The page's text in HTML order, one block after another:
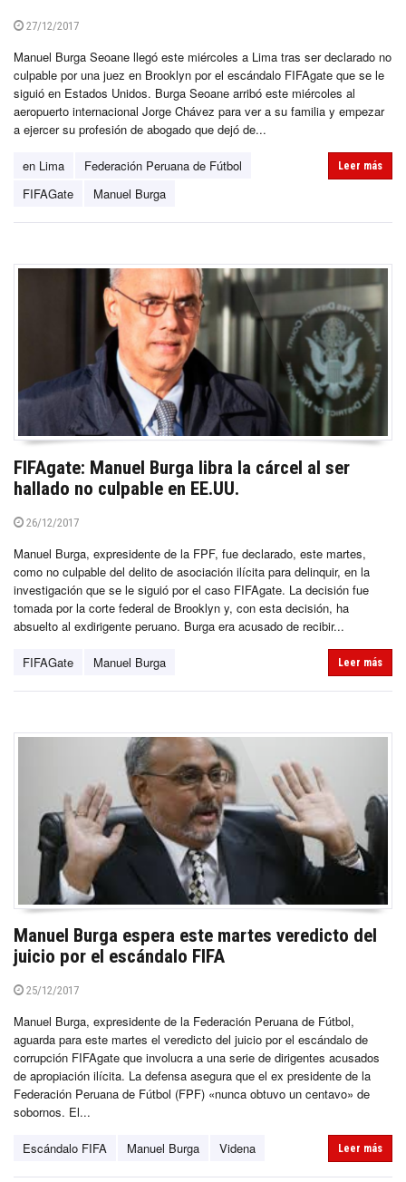
27/12/2017
Manuel Burga Seoane llegó este miércoles a Lima tras ser declarado no
culpable por una juez en Brooklyn por el escándalo FIFAgate que se le
siguió en Estados Unidos. Burga Seoane arribó este miércoles al
aeropuerto internacional Jorge Chávez para ver a su familia y empezar
a ejercer su profesión de abogado que dejó de...
en Lima
Federación Peruana de Fútbol
FIFAGate
Manuel Burga
Leer más
FIFAgate: Manuel Burga libra la cárcel al ser
hallado no culpable en EE.UU.
26/12/2017
Manuel Burga, expresidente de la FPF, fue declarado, este martes,
como no culpable del delito de asociación ilícita para delinquir, en la
investigación que se le siguió por el caso FIFAgate. La decisión fue
tomada por la corte federal de Brooklyn y, con esta decisión, ha
absuelto al exdirigente peruano. Burga era acusado de recibir...
FIFAGate Manuel Burga Leer más
Manuel Burga espera este martes veredicto del
juicio por el escándalo FIFA
25/12/2017
Manuel Burga, expresidente de la Federación Peruana de Fútbol,
aguarda para este martes el veredicto del juicio por el escándalo de
corrupción FIFAgate que involucra a una serie de dirigentes acusados
de apropiación ilícita. La defensa asegura que el ex presidente de la
Federación Peruana de Fútbol (FPF) «nunca obtuvo un centavo» de
sobornos. El...
Escándalo FIFA Manuel Burga Videna Leer más